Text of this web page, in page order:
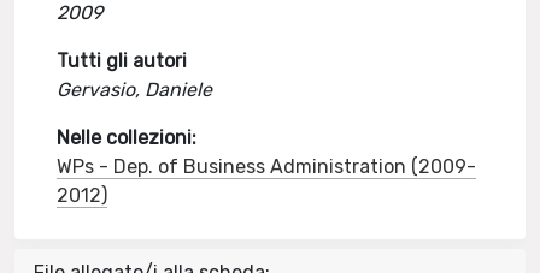
2009
Tutti gli autori
Gervasio, Daniele
Nelle collezioni:
WPs - Dep. of Business Administration (2009-
2012)